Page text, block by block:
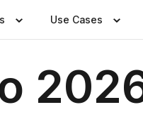
Use Cases